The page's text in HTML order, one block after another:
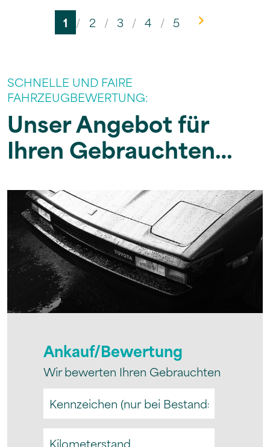
1 / 2 / 3 / 4 / 5
SCHNELLE UND FAIRE
FAHRZEUGBEWERTUNG:
Unser Angebot für
Ihren Gebrauchten…
Ankauf/Bewertung
Wir bewerten Ihren Gebrauchten